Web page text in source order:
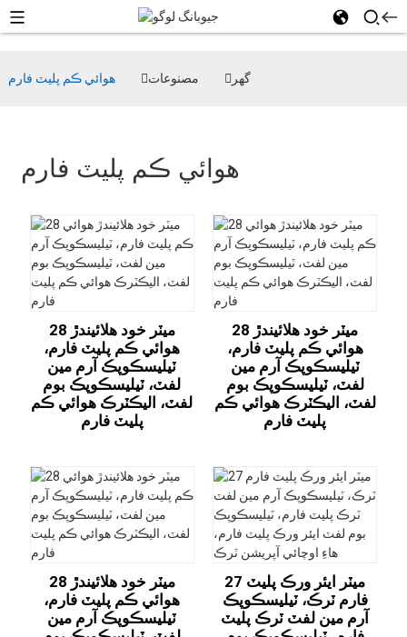
گھر مصنوعات هوائي ڪم پليٽ فارم
هوائي ڪم پليٽ فارم
28 ميٽر خود هلائيندڙ
هوائي ڪم پليٽ فارم،
ٽيليسڪوپڪ آرم مين
لفٽ، ٽيليسڪوپڪ بوم
لفٽ، اليڪٽرڪ هوائي ڪم
پليٽ فارم
28 ميٽر خود هلائيندڙ
هوائي ڪم پليٽ فارم،
ٽيليسڪوپڪ آرم مين
لفٽ، ٽيليسڪوپڪ بوم
لفٽ، اليڪٽرڪ هوائي ڪم
پليٽ فارم
28 ميٽر خود هلائيندڙ
هوائي ڪم پليٽ فارم،
ٽيليسڪوپڪ آرم مين
27 ميٽر ايئر ورڪ پليٽ
فارم ٽرڪ، ٽيليسڪوپڪ
آرم مين لفٽ ٽرڪ پليٽ